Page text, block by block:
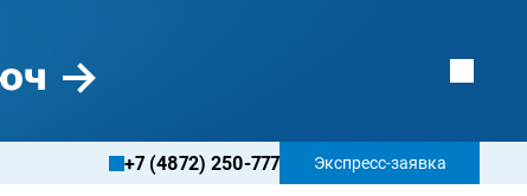
+7 (4872) 250-777 Экспресс-заявка